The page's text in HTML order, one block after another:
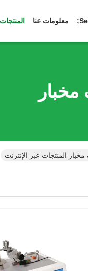
معلومات عنا المنتجات
المنتجات عبر الإنترنت